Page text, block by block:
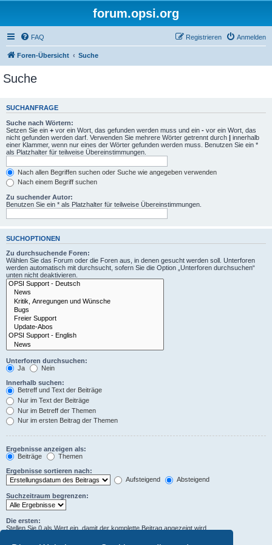
forum.opsi.org
FAQ Anmelden
Registrieren
Foren-Übersicht Suche
Suche
SUCHANFRAGE
Suche nach Wörtern:
Setzen Sie ein + vor ein Wort, das gefunden werden muss und ein - vor ein Wort, das
nicht gefunden werden darf. Verwenden Sie mehrere Wörter getrennt durch | innerhalb
einer Klammer, wenn nur eines der Wörter gefunden werden muss. Benutzen Sie ein *
als Platzhalter für teilweise Übereinstimmungen.
Nach allen Begriffen suchen oder Suche wie angegeben verwenden
Nach einem Begriff suchen
Zu suchender Autor:
Benutzen Sie ein * als Platzhalter für teilweise Übereinstimmungen.
SUCHOPTIONEN
Zu durchsuchende Foren:
Wählen Sie das Forum oder die Foren aus, in denen gesucht werden soll. Unterforen
werden automatisch mit durchsucht, sofern Sie die Option „Unterforen durchsuchen“
unten nicht deaktivieren.
Unterforen durchsuchen:
Ja
Nein
Innerhalb suchen:
Betreff und Text der Beiträge
Nur im Text der Beiträge
Nur im Betreff der Themen
Nur im ersten Beitrag der Themen
Ergebnisse anzeigen als:
Beiträge
Themen
Ergebnisse sortieren nach:
Aufsteigend
Absteigend
Suchzeitraum begrenzen:
Die ersten:
Stellen Sie 0 als Wert ein, damit der komplette Beitrag angezeigt wird.